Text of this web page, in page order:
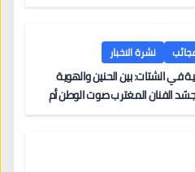
نشرة الاخبار
في الشتات: بين الحنين والهوية
الفنان المغترب صوت الوطن أم